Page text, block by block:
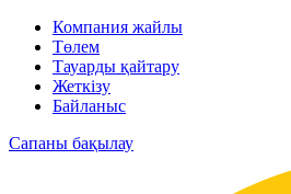
Компания жайлы
Төлем
Тауарды қайтару
Жеткізу
Байланыс
Сапаны бақылау